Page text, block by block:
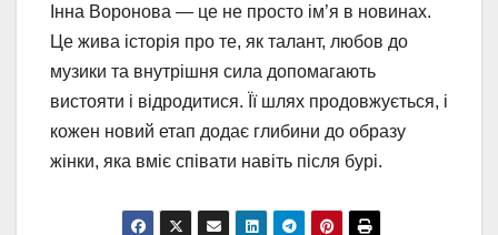
Інна Воронова — це не просто ім’я в новинах.
Це жива історія про те, як талант, любов до
музики та внутрішня сила допомагають
вистояти і відродитися. Її шлях продовжується, і
кожен новий етап додає глибини до образу
жінки, яка вміє співати навіть після бурі.